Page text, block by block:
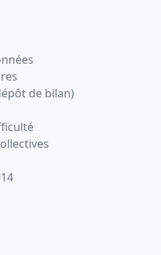
de bilan)